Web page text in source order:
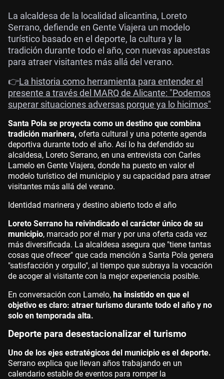
La alcaldesa de la localidad alicantina, Loreto
Serrano, defiende en Gente Viajera un modelo
turístico basado en el deporte, la cultura y la
tradición durante todo el año, con nuevas apuestas
para atraer visitantes más allá del verano.
👉La historia como herramienta para entender el
presente a través del MARQ de Alicante: "Podemos
superar situaciones adversas porque ya lo hicimos"
Santa Pola se proyecta como un destino que combina
tradición marinera, oferta cultural y una potente agenda
deportiva durante todo el año. Así lo ha defendido su
alcaldesa, Loreto Serrano, en una entrevista con Carles
Lamelo en Gente Viajera, donde ha puesto en valor el
modelo turístico del municipio y su capacidad para atraer
visitantes más allá del verano.
Identidad marinera y destino abierto todo el año
Loreto Serrano ha reivindicado el carácter único de su
municipio, marcado por el mar y por una oferta cada vez
más diversificada. La alcaldesa asegura que "tiene tantas
cosas que ofrecer" que cada mención a Santa Pola genera
"satisfacción y orgullo", al tiempo que subraya la vocación
de acoger al visitante con la mejor experiencia posible.
En conversación con Lamelo, ha insistido en que el
objetivo es claro: atraer turismo durante todo el año y no
solo en temporada alta.
Deporte para desestacionalizar el turismo
Uno de los ejes estratégicos del municipio es el deporte.
Serrano explica que llevan años trabajando en un
calendario estable de eventos para romper la